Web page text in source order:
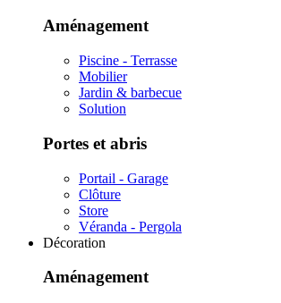
Aménagement
Piscine - Terrasse
Mobilier
Jardin & barbecue
Solution
Portes et abris
Portail - Garage
Clôture
Store
Véranda - Pergola
Décoration
Aménagement